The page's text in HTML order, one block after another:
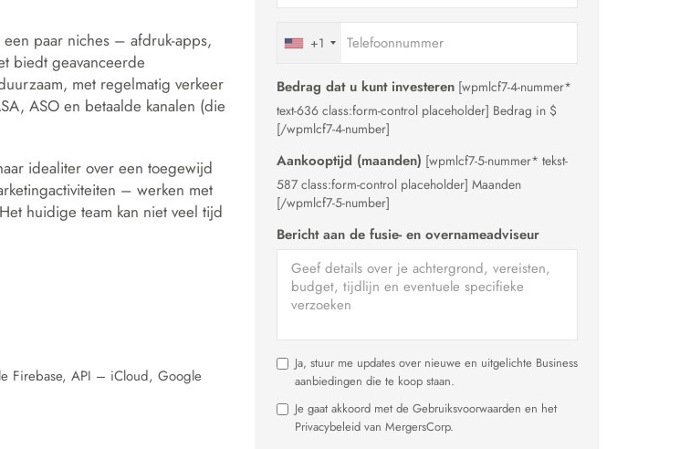
paar niches – afdruk-apps,
biedt geavanceerde
met regelmatig verkeer
ASO en betaalde kanalen (die
idealiter over een toegewijd
– werken met
huidige team kan niet veel tijd
Firebase, API – iCloud, Google
+1
Bedrag dat u kunt investeren [wpmlcf7-4-nummer*
text-636 class:form-control placeholder] Bedrag in $
[/wpmlcf7-4-number]
Aankooptijd (maanden) [wpmlcf7-5-nummer* tekst-
587 class:form-control placeholder] Maanden
[/wpmlcf7-5-number]
Bericht aan de fusie- en overnameadviseur
Ja, stuur me updates over nieuwe en uitgelichte Business
aanbiedingen die te koop staan.
Je gaat akkoord met de Gebruiksvoorwaarden en het
Privacybeleid van MergersCorp.